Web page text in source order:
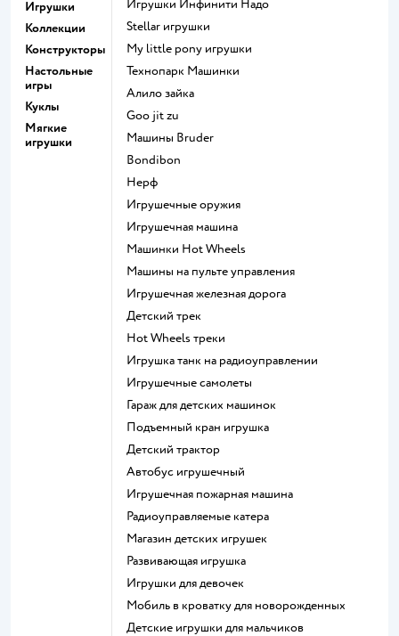
Игрушки
Коллекции
Конструкторы
Настольные
игры
Куклы
Мягкие
игрушки
Игрушки Инфинити Надо
Stellar игрушки
my little pony игрушки
Технопарк Машинки
Алило зайка
Goo jit zu
Машины Bruder
Bondibon
Нерф
Игрушечные оружия
Игрушечная машина
Машинки Hot Wheels
Машины на пульте управления
Игрушечная железная дорога
Детский трек
Hot Wheels треки
Игрушка танк на радиоуправлении
Игрушечные самолеты
Гараж для детских машинок
Подъемный кран игрушка
Детский трактор
Автобус игрушечный
Игрушечная пожарная машина
Радиоуправляемые катера
Магазин детских игрушек
Развивающая игрушка
Игрушки для девочек
Мобиль в кроватку для новорожденных
Детские игрушки для мальчиков